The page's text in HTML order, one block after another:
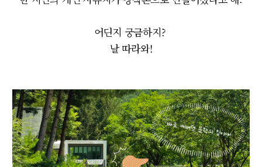
어딘지 궁금하지?
날 따라와!